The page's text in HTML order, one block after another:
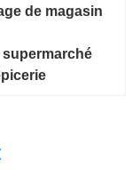
de magasin
supermarché